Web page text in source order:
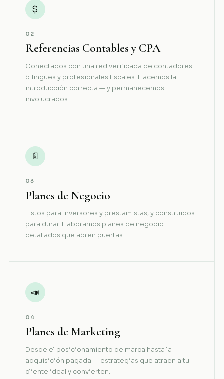
$
02
Referencias Contables y CPA
Conectados con una red verificada de contadores
bilingües y profesionales fiscales. Hacemos la
introducción correcta — y permanecemos
involucrados.
📄
03
Planes de Negocio
Listos para inversores y prestamistas, y construidos
para durar. Elaboramos planes de negocio
detallados que abren puertas.
📣
04
Planes de Marketing
Desde el posicionamiento de marca hasta la
adquisición pagada — estrategias que atraen a tu
cliente ideal y convierten.